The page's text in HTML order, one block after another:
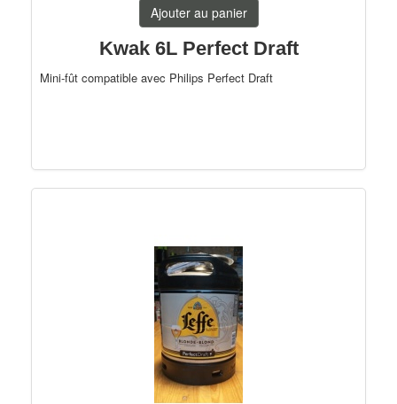
Ajouter au panier
Kwak 6L Perfect Draft
Mini-fût compatible avec Philips Perfect Draft